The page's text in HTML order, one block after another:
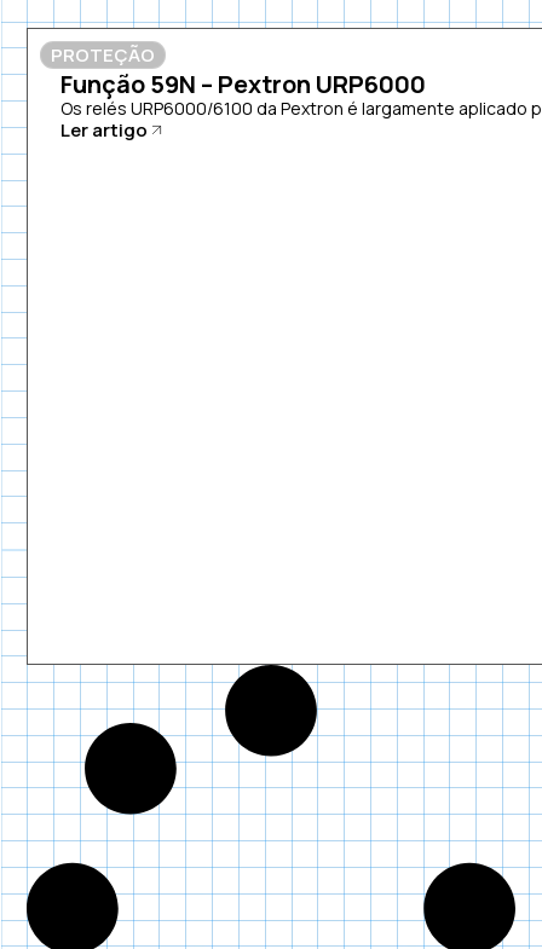
PROTEÇÃO
Função 59N – Pextron URP6000
Os relés URP6000/6100 da Pextron é largamente aplicado
Ler artigo